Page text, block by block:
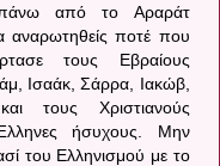
από το Αραράτ
αναρωτηθείς ποτέ που
τους Εβραίους
Ισαάκ, Σάρρα, Ιακώβ,
τους Χριστιανούς
ήσυχους. Μην
του Ελληνισμού με το